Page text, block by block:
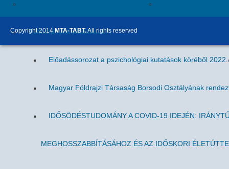
Tudományos előadások
Előadássorozat a pszichológiai kutatások köréből 2022.
Magyar Földrajzi Társaság Borsodi Osztályának
IDŐSÖDÉSTUDOMÁNY A COVID-19 IDEJÉN:
MEGHOSSZABBÍTÁSÁHOZ ÉS AZ IDŐSKORI
Copyright 2014 MTA-TABT.All rights reserved